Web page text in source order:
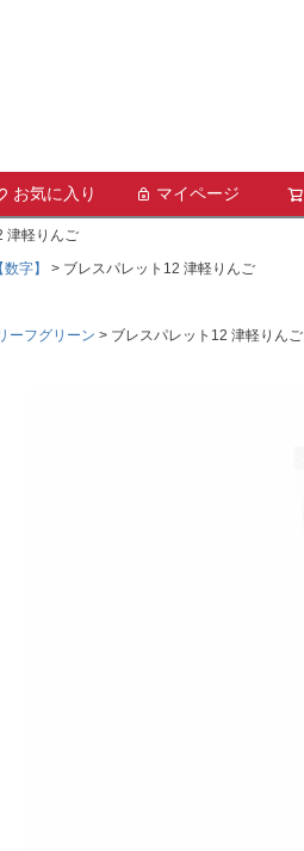
お気に入り マイページ
津軽りんご
字】
ブレスパレット12 津軽りんご
ーフグリーン ブレスパレット12 津軽りんご